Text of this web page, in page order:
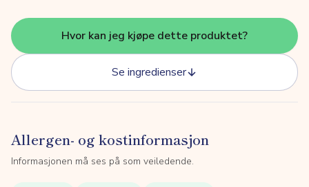
Hvor kan jeg kjøpe dette produktet?
Se ingredienser
Allergen- og kostinformasjon
Informasjonen må ses på som veiledende.